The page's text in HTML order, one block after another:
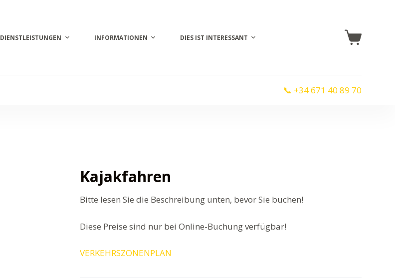
DIENSTLEISTUNGEN INFORMATIONEN DIES IST INTERESSANT
📞 +34 671 40 89 70
Kajakfahren
Bitte lesen Sie die Beschreibung unten, bevor Sie buchen!
Diese Preise sind nur bei Online-Buchung verfügbar!
VERKEHRSZONENPLAN